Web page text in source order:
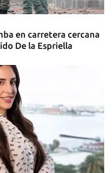
en carretera cercana
De la Espriella